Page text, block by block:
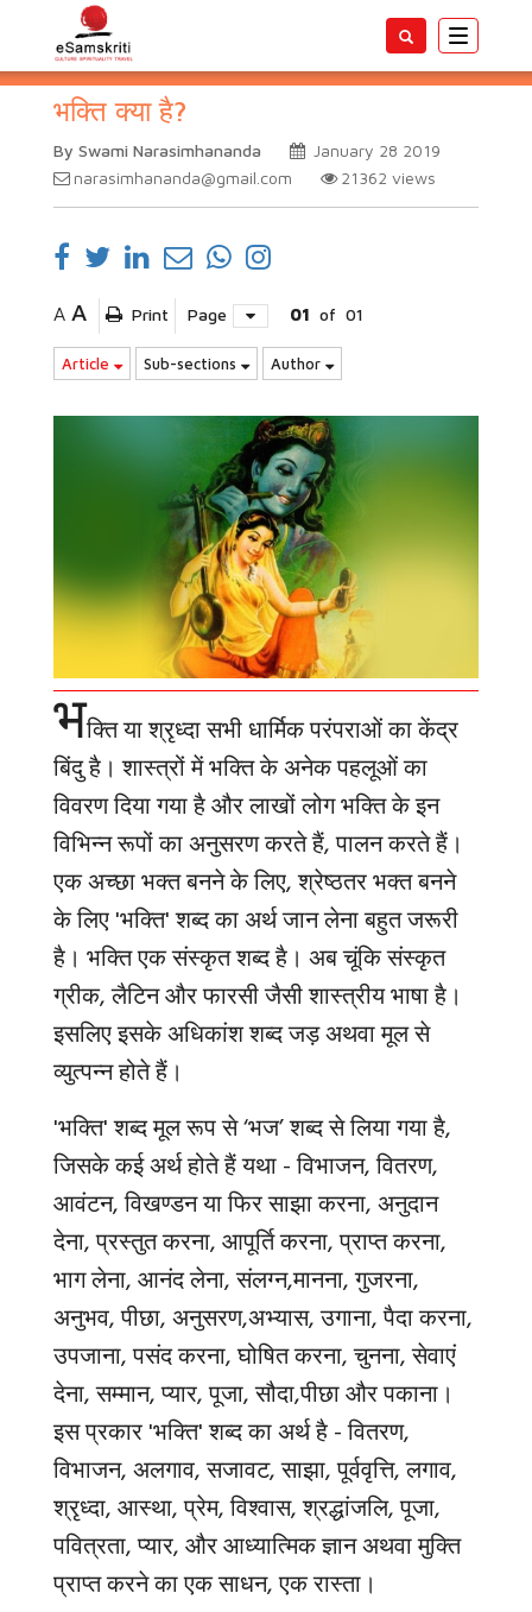
Toggle
भक्ति क्या है?
By Swami Narasimhananda
January 28 2019
narasimhananda@gmail.com
21362 views
A A Print Page 01 of 01
Article Sub-sections Author
भक्ति या श्रृध्दा सभी धार्मिक परंपराओं का केंद्र
बिंदु है। शास्त्रों में भक्ति के अनेक पहलूओं का
विवरण दिया गया है और लाखों लोग भक्ति के इन
विभिन्न रूपों का अनुसरण करते हैं, पालन करते हैं।
एक अच्छा भक्त बनने के लिए, श्रेष्ठतर भक्त बनने
के लिए'भक्ति'शब्द का अर्थ जान लेना बहुत जरूरी
है। भक्ति एक संस्कृत शब्द है। अब चूंकि संस्कृत
ग्रीक,लैटिन और फारसी जैसी शास्त्रीय भाषा है।
इसलिए इसके अधिकांश शब्द जड़ अथवा मूल से
व्युत्पन्न होते हैं।
'भक्ति'शब्द मूल रूप से‘भज’शब्द से लिया गया है,
जिसके कई अर्थ होते हैं यथा - विभाजन,वितरण,
आवंटन,विखण्डन या फिरसाझा करना,अनुदान
देना,प्रस्तुत करना,आपूर्ति करना,प्राप्त करना,
भाग लेना,आनंद लेना,संलग्न,मानना,गुजरना,
अनुभव,पीछा,अनुसरण,अभ्यास,उगाना, पैदा करना,
उपजाना,पसंद करना,घोषित करना,चुनना,सेवाएं
देना, सम्मान,प्यार,पूजा,सौदा,पीछा और पकाना।
इस प्रकार'भक्ति'शब्द का अर्थ है - वितरण,
विभाजन,अलगाव,सजावट,साझा, पूर्ववृत्ति,लगाव,
श्रृध्दा,आस्था,प्रेम,विश्वास,श्रद्धांजलि,पूजा,
पवित्रता,प्यार, और आध्यात्मिक ज्ञान अथवा मुक्ति
प्राप्त करने का एक साधन, एक रास्ता।